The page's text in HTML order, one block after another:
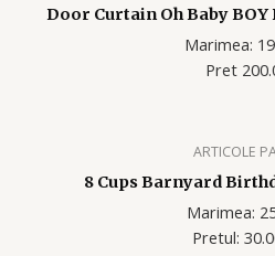
Door Curtain Oh Baby BOY
Marimea:
Pret
ARTICOLE
8 Cups Barnyard
Marimea:
Pretul: